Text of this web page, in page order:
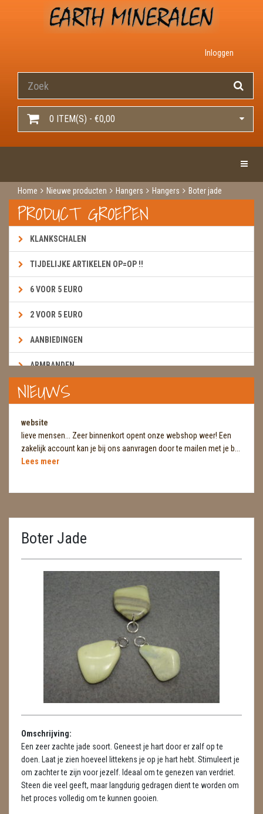
Inloggen
0 ITEM(S) - €0,00
Home Nieuwe producten Hangers Hangers Boter jade
PRODUCT GROEPEN
KLANKSCHALEN
TIJDELIJKE ARTIKELEN OP=OP !!
6 VOOR 5 EURO
2 VOOR 5 EURO
AANBIEDINGEN
ARMBANDEN
BOEKEN & KAARTEN E.A.R.T.H.
BROEKZAKSTENEN
CADEAUBONNEN
DIERTJES
DIVERSE
ENGELEN
GEODE 'S / STANDAARDS
LUXE HANGERS
HARTEN
HUISREINIGING
KAARSEN
LAMPEN
NIEUWS
website
lieve mensen... Zeer binnenkort opent onze webshop weer! Een
zakelijk account kan je bij ons aanvragen door te mailen met je b...
Lees meer
Boter Jade
Omschrijving:
Een zeer zachte jade soort. Geneest je hart door er zalf op te
doen. Laat je zien hoeveel littekens je op je hart hebt. Stimuleert je
om zachter te zijn voor jezelf. Ideaal om te genezen van verdriet.
Steen die veel geeft, maar langdurig gedragen dient te worden om
het proces volledig om te kunnen gooien.